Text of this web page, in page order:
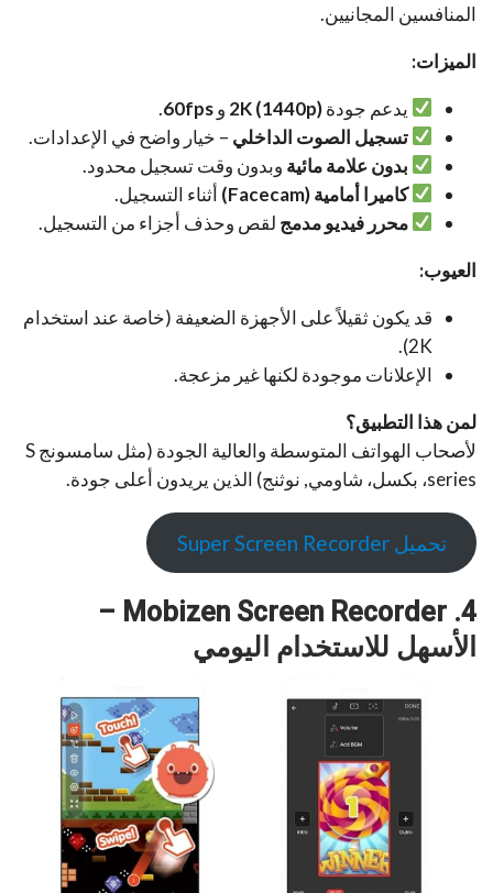
المنافسين المجانيين.
الميزات:
يدعم جودة2K (1440p) و60fps
.
تسجيل الصوت الداخلي – خيار واضح في الإعدادات.
بدون علامة مائية وبدون وقت تسجيل محدود.
كاميرا أمامية (Facecam)
أثناء التسجيل.
محرر فيديو مدمج لقص وحذف أجزاء من التسجيل.
العيوب:
قد يكون ثقيلاً على الأجهزة الضعيفة (خاصة عند استخدام
2K).
الإعلانات موجودة لكنها غير مزعجة.
لمن هذا التطبيق؟
لأصحاب الهواتف المتوسطة والعالية الجودة (مثل سامسونج S
series، بكسل، شاومي, نوثنج) الذين يريدون أعلى جودة.
تحميل Super Screen Recorder
4. Mobizen Screen Recorder –
الأسهل للاستخدام اليومي